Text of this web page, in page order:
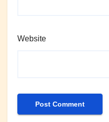
Website